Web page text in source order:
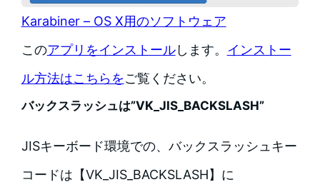
Karabiner – OS X用のソフトウェア
このアプリをインストールします。
インストー
ル方法はこちらをご覧ください。
バックスラッシュは”VK_JIS_BACKSLASH”
JISキーボード環境での、バックスラッシュキー
コードは【VK_JIS_BACKSLASH】に